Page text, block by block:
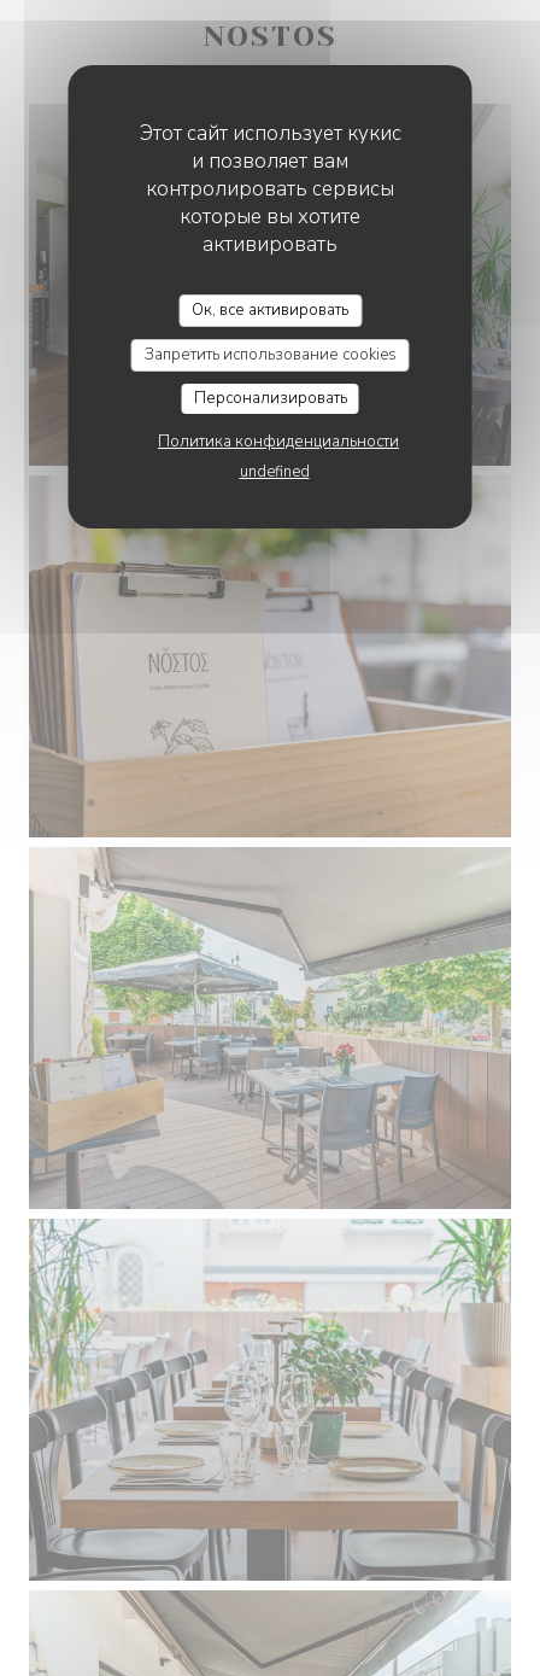
Этот сайт использует кукис
и позволяет вам
контролировать сервисы
которые вы хотите
активировать
Ок, все активировать
Запретить использование cookies
Персонализировать
Политика конфиденциальности
undefined
NOSTOS
RESTAURANT NOSTOS